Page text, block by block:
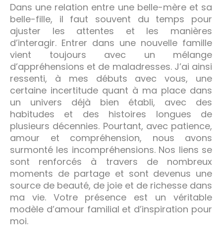
Dans une relation entre une belle-mère et sa
belle-fille, il faut souvent du temps pour
ajuster les attentes et les manières
d’interagir. Entrer dans une nouvelle famille
vient toujours avec un mélange
d’appréhensions et de maladresses. J’ai ainsi
ressenti, à mes débuts avec vous, une
certaine incertitude quant à ma place dans
un univers déjà bien établi, avec des
habitudes et des histoires longues de
plusieurs décennies. Pourtant, avec patience,
amour et compréhension, nous avons
surmonté les incompréhensions. Nos liens se
sont renforcés à travers de nombreux
moments de partage et sont devenus une
source de beauté, de joie et de richesse dans
ma vie. Votre présence est un véritable
modèle d’amour familial et d’inspiration pour
moi.